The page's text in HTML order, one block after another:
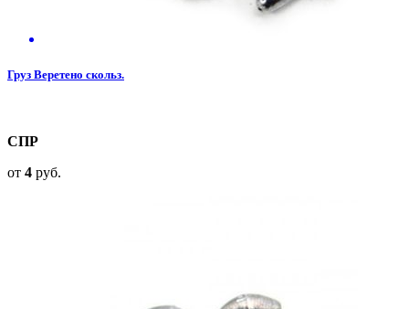
Груз Веретено скольз.
СПР
от 4 руб.